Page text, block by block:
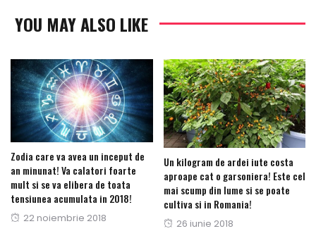
YOU MAY ALSO LIKE
Zodia care va avea un inceput de
an minunat! Va calatori foarte
mult si se va elibera de toata
tensiunea acumulata in 2018!
Posted
22 noiembrie 2018
Un kilogram de ardei iute costa
aproape cat o garsoniera! Este cel
mai scump din lume si se poate
cultiva si in Romania!
Posted
26 iunie 2018